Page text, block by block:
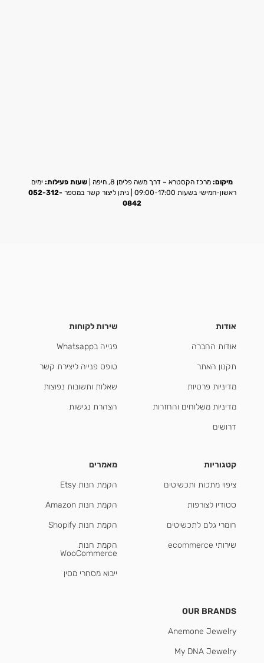
מיקום: מרכז הקסטרא – דרך משה פלימן 8, חיפה | שעות פעילות: ימים
ראשון-חמישי בשעות 09:00-17:00 | ניתן ליצור קשר במספר
052-312-
0842
אודות
אודות החברה
תקנון האתר
מדיניות פרטיות
מדיניות משלוחים והחזרות
דרושים
שירות לקוחות
פנייה בWhatsapp
טופס פנייה ליצירת קשר
שאלות ותשובות נפוצות
הצהרת נגישות
קטגוריות
ציפוי מתכות ותכשיטים
סטודיו לצורפות
חומרי גלם לתכשיטים
שירותי ecommerce
מאמרים
הקמת חנות Etsy
הקמת חנות Amazon
הקמת חנות Shopify
הקמת חנות
WooCommerce
ייבוא מסחרי מסין
OUR BRANDS
Anemone Jewelry
My DNA Jewelry